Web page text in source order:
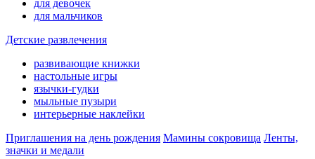
для девочек
для мальчиков
Детские развлечения
развивающие книжки
настольные игры
язычки-гудки
мыльные пузыри
интерьерные наклейки
Приглашения на день рождения Мамины сокровища Ленты,
значки и медали